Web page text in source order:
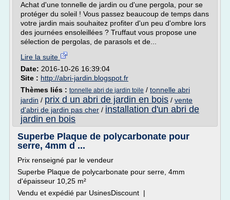
Achat d'une tonnelle de jardin ou d'une pergola, pour se
protéger du soleil ! Vous passez beaucoup de temps dans
votre jardin mais souhaitez profiter d'un peu d'ombre lors
des journées ensoleillées ? Truffaut vous propose une
sélection de pergolas, de parasols et de...
Lire la suite
Date: 2016-10-26 16:39:04
Site : http://abri-jardin.blogspot.fr
Thèmes liés : tonnelle abri de jardin toile / tonnelle abri
jardin / prix d un abri de jardin en bois / vente
d'abri de jardin pas cher / installation d'un abri de
jardin en bois
Superbe Plaque de polycarbonate pour
serre, 4mm d ...
Prix renseigné par le vendeur
Superbe Plaque de polycarbonate pour serre, 4mm
d'épaisseur 10,25 m²
Vendu et expédié par UsinesDiscount |